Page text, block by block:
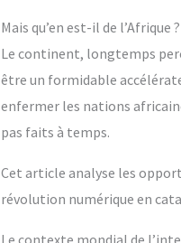
Mais qu’en est-il de l’Afrique ?
Le continent, longtemps
être un formidable
enfermer les nations
pas faits à temps.
Cet article analyse les
révolution numérique en